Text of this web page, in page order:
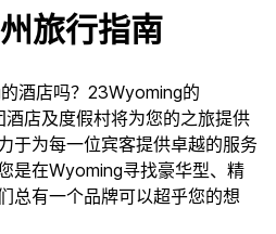
旅行指南
酒店吗？23Wyoming的
店及度假村将为您的之旅提供
于为每一位宾客提供卓越的服务
是在Wyoming寻找豪华型、精
总有一个品牌可以超乎您的想